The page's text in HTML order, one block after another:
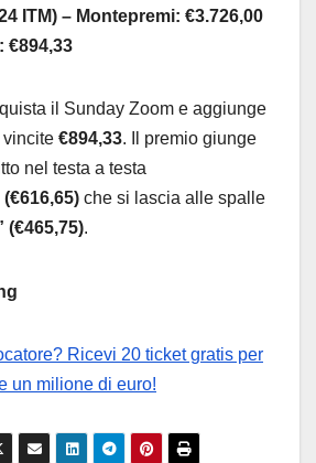
ITM) – Montepremi: €3.726,00
€894,33
il Sunday Zoom e aggiunge
vincite €894,33. Il premio giunge
nel testa a testa
che si lascia alle spalle
(€465,75).
Ricevi 20 ticket gratis per
un milione di euro!